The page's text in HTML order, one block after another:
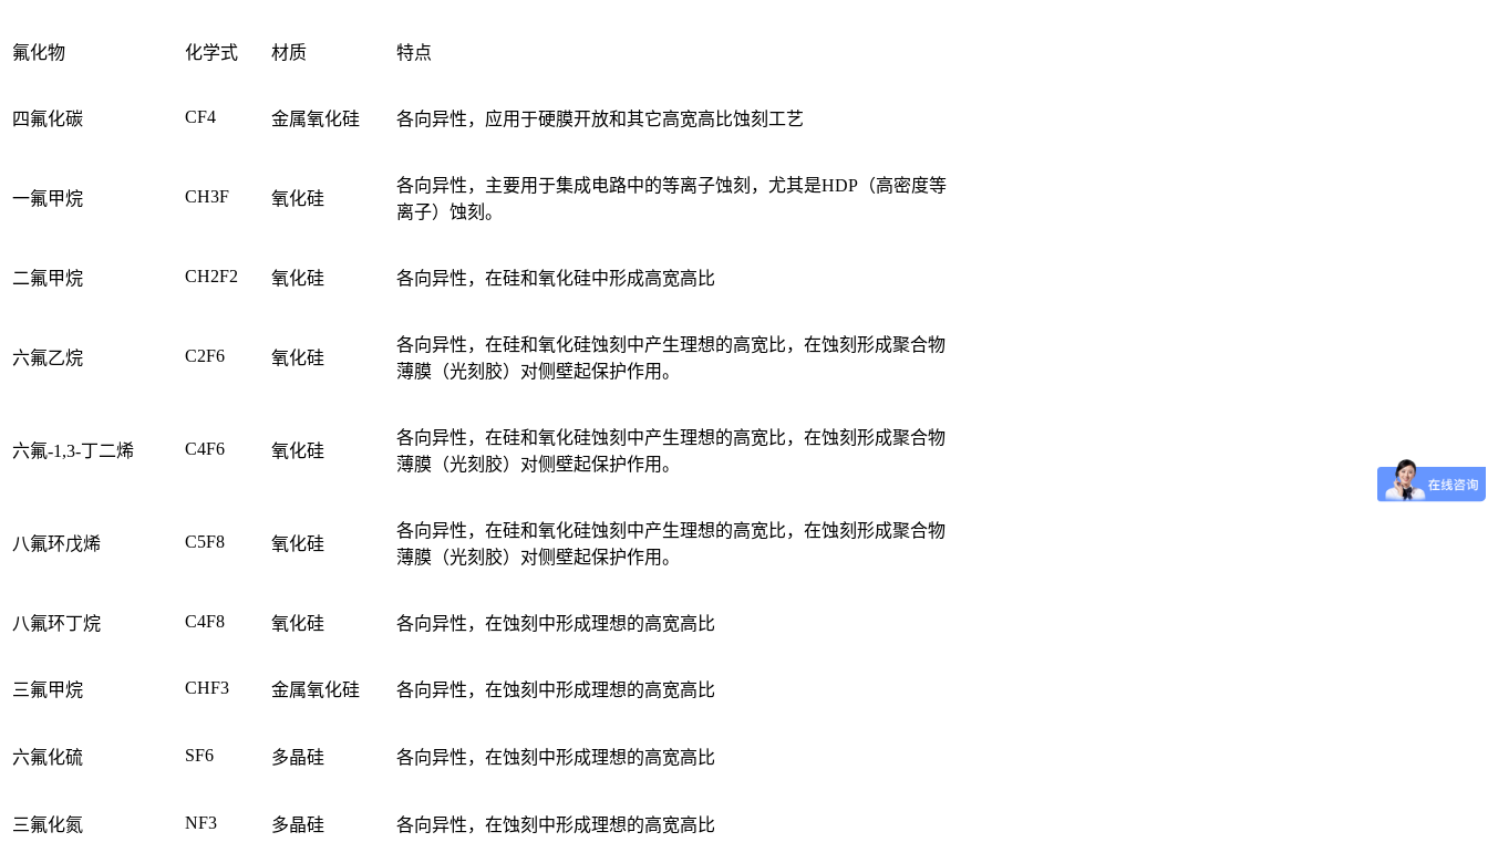
氟化物 化学式 材质 特点
四氟化碳 CF4 金属氧化硅 各向异性，应用于硬膜开放和其它高宽高比蚀刻工艺
一氟甲烷 CH3F 氧化硅
各向异性，主要用于集成电路中的等离子蚀刻，尤其是HDP（高密度等
离子）蚀刻。
二氟甲烷 CH2F2 氧化硅 各向异性，在硅和氧化硅中形成高宽高比
六氟乙烷 C2F6 氧化硅
各向异性，在硅和氧化硅蚀刻中产生理想的高宽比，在蚀刻形成聚合物
薄膜（光刻胶）对侧壁起保护作用。
六氟-1,3-丁二烯 C4F6 氧化硅
各向异性，在硅和氧化硅蚀刻中产生理想的高宽比，在蚀刻形成聚合物
薄膜（光刻胶）对侧壁起保护作用。
八氟环戊烯 C5F8 氧化硅
各向异性，在硅和氧化硅蚀刻中产生理想的高宽比，在蚀刻形成聚合物
薄膜（光刻胶）对侧壁起保护作用。
八氟环丁烷 C4F8 氧化硅 各向异性，在蚀刻中形成理想的高宽高比
三氟甲烷 CHF3 金属氧化硅 各向异性，在蚀刻中形成理想的高宽高比
六氟化硫 SF6 多晶硅 各向异性，在蚀刻中形成理想的高宽高比
三氟化氮 NF3 多晶硅 各向异性，在蚀刻中形成理想的高宽高比